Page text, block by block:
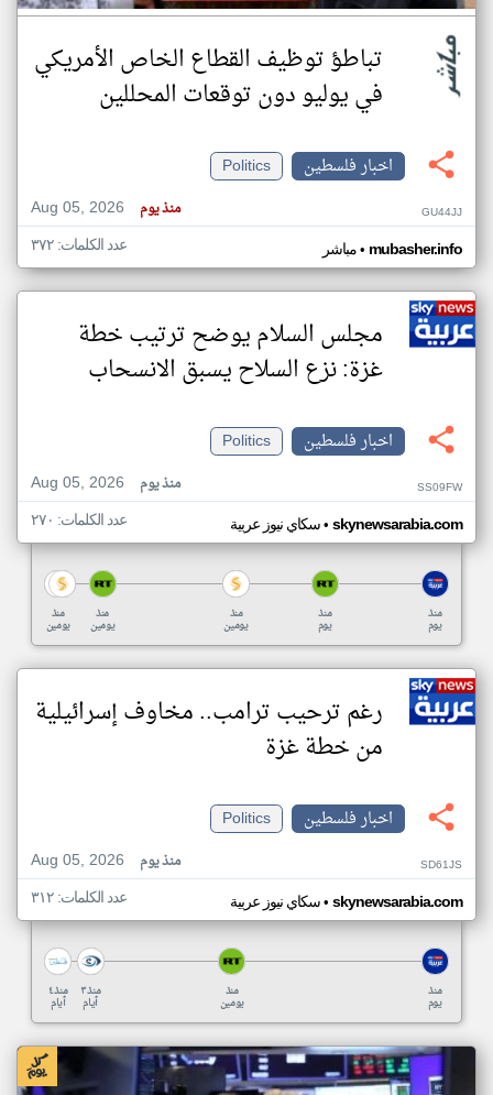
تباطؤ توظيف القطاع الخاص الأمريكي
في يوليو دون توقعات المحللين
اخبار فلسطين
Politics
Aug 05, 2026
منذ يوم GU44JJ
مباشر• mubasher.info عدد الكلمات: ٣٧٢
مجلس السلام يوضح ترتيب خطة
غزة: نزع السلاح يسبق الانسحاب
اخبار فلسطين
Politics
Aug 05, 2026
منذ يوم SS09FW
سكاي نيوز عربية• skynewsarabia.com عدد الكلمات: ٢٧٠
منذ
يومين
منذ
يومين
منذ
يومين
منذ
يوم
منذ
يوم
رغم ترحيب ترامب.. مخاوف إسرائيلية
من خطة غزة
اخبار فلسطين
Politics
Aug 05, 2026
منذ يوم SD61JS
سكاي نيوز عربية• skynewsarabia.com عدد الكلمات: ٣١٢
منذ ٤
أيام
منذ ٣
أيام
منذ
يومين
منذ
يوم